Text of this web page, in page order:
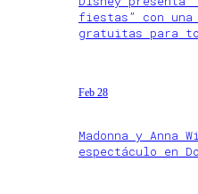
fiestas” con
gratuitas para
Feb 28
Madonna y Anna
espectáculo en